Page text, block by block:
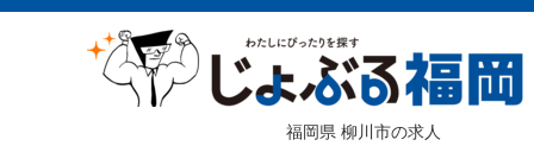
福岡県 柳川市の求人